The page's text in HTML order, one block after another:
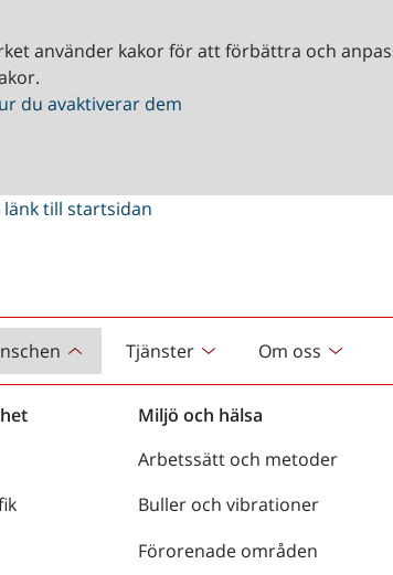
använder kakor för att förbättra och
du avaktiverar dem
Tjänster Om oss
Miljö och hälsa
Arbetssätt och metoder
Buller och vibrationer
Förorenade områden